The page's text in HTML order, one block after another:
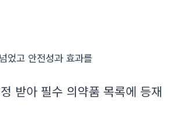
었고 안전성과 효과를
받아 필수 의약품 목록에 등재